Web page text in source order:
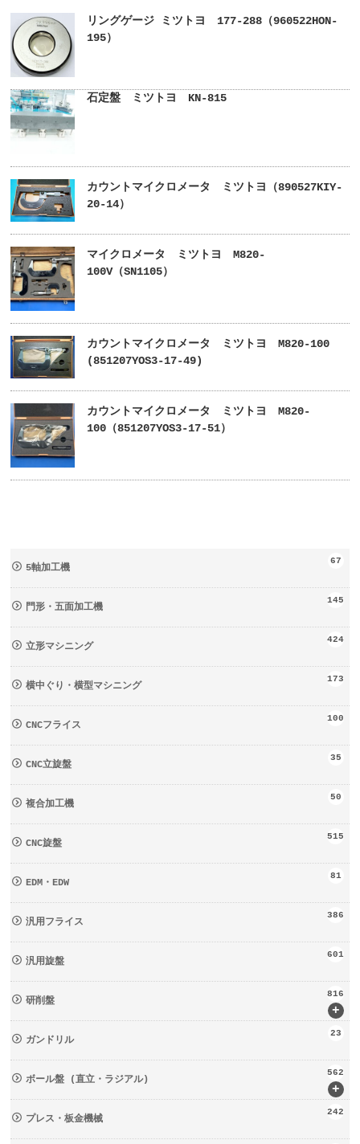
リングゲージ ミツトヨ 177-288（960522HON-
195）
石定盤 ミツトヨ KN-815
カウントマイクロメータ ミツトヨ（890527KIY-
20-14）
マイクロメータ ミツトヨ M820-
100V（SN1105）
カウントマイクロメータ ミツトヨ M820-100
(851207YOS3-17-49)
カウントマイクロメータ ミツトヨ M820-
100（851207YOS3-17-51）
5軸加工機
67
門形・五面加工機
145
立形マシニング
424
横中ぐり・横型マシニング
173
CNCフライス
100
CNC立旋盤
35
複合加工機
50
CNC旋盤
515
EDM・EDW
81
汎用フライス
386
汎用旋盤
601
+
研削盤
816
ガンドリル
23
+
ボール盤 (直立・ラジアル)
562
プレス・板金機械
242